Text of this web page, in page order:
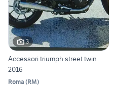
3
Accessori triumph street twin
2016
Roma (RM)